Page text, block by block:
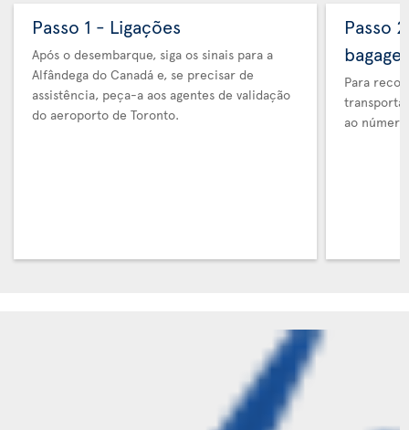
Passo 1 - Ligações
Após o desembarque, siga os sinais para a
Alfândega do Canadá e, se precisar de
assistência, peça-a aos agentes de validação
do aeroporto de Toronto.
Passo
Para
ao